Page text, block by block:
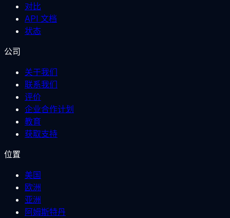
对比
API 文档
状态
公司
关于我们
联系我们
评价
企业合作计划
教育
获取支持
位置
美国
欧洲
亚洲
阿姆斯特丹